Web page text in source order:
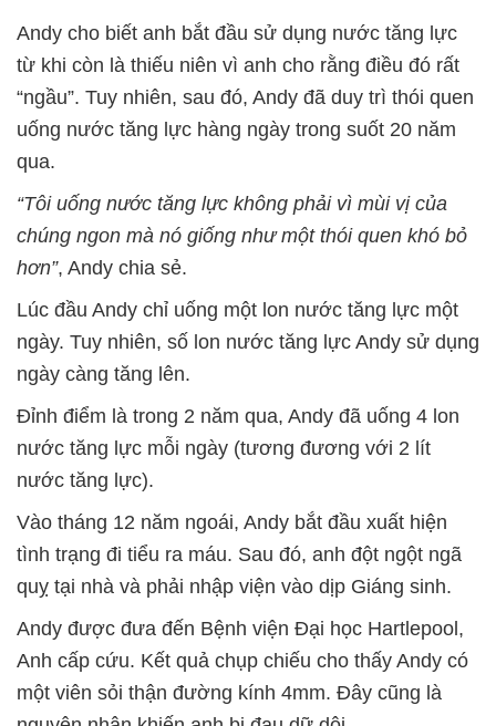
Andy cho biết anh bắt đầu sử dụng nước tăng lực
từ khi còn là thiếu niên vì anh cho rằng điều đó rất
“ngầu”. Tuy nhiên, sau đó, Andy đã duy trì thói quen
uống nước tăng lực hàng ngày trong suốt 20 năm
qua.
“Tôi uống nước tăng lực không phải vì mùi vị của
chúng ngon mà nó giống như một thói quen khó bỏ
hơn”, Andy chia sẻ.
Lúc đầu Andy chỉ uống một lon nước tăng lực một
ngày. Tuy nhiên, số lon nước tăng lực Andy sử dụng
ngày càng tăng lên.
Đỉnh điểm là trong 2 năm qua, Andy đã uống 4 lon
nước tăng lực mỗi ngày (tương đương với 2 lít
nước tăng lực).
Vào tháng 12 năm ngoái, Andy bắt đầu xuất hiện
tình trạng đi tiểu ra máu. Sau đó, anh đột ngột ngã
quỵ tại nhà và phải nhập viện vào dịp Giáng sinh.
Andy được đưa đến Bệnh viện Đại học Hartlepool,
Anh cấp cứu. Kết quả chụp chiếu cho thấy Andy có
một viên sỏi thận đường kính 4mm. Đây cũng là